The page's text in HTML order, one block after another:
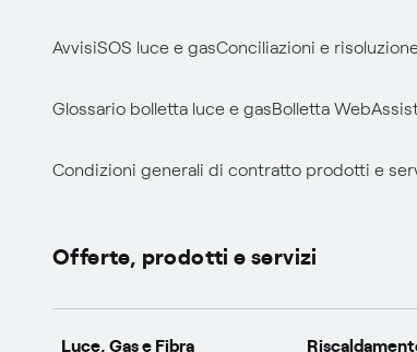
AvvisiSOS luce e gasConciliazioni e
Glossario bolletta luce e gasBolletta Web
Condizioni generali di contratto prodotti e
Offerte, prodotti e servizi
Luce, Gas e Fibra